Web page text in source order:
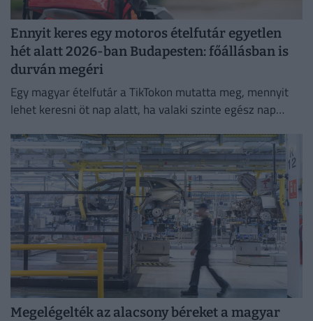
Ennyit keres egy motoros ételfutár egyetlen
hét alatt 2026-ban Budapesten: főállásban is
durván megéri
Egy magyar ételfutár a TikTokon mutatta meg, mennyit
lehet keresni öt nap alatt, ha valaki szinte egész nap
Megelégelték az alacsony béreket a magyar